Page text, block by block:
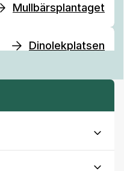
Mullbärsplantaget
Dinolekplatsen